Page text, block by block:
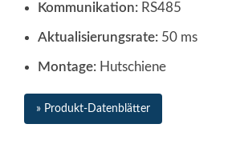
Kommunikation: RS485
Aktualisierungsrate: 50 ms
Montage: Hutschiene
» Produkt-Datenblätter